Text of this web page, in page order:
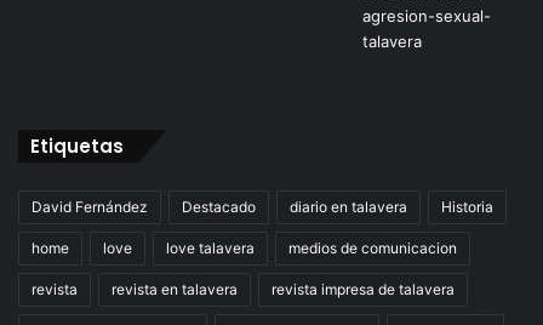
Etiquetas
David Fernández Destacado diario en talavera Historia
home love love talavera medios de comunicacion
revista revista en talavera revista impresa de talavera